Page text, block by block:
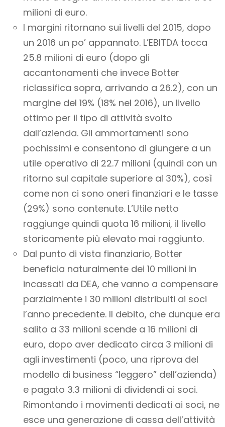
milioni di euro.
I margini ritornano sui livelli del 2015, dopo
un 2016 un po’ appannato. L’EBITDA tocca
25.8 milioni di euro (dopo gli
accantonamenti che invece Botter
riclassifica sopra, arrivando a 26.2), con un
margine del 19% (18% nel 2016), un livello
ottimo per il tipo di attività svolto
dall’azienda. Gli ammortamenti sono
pochissimi e consentono di giungere a un
utile operativo di 22.7 milioni (quindi con un
ritorno sul capitale superiore al 30%), così
come non ci sono oneri finanziari e le tasse
(29%) sono contenute. L’Utile netto
raggiunge quindi quota 16 milioni, il livello
storicamente più elevato mai raggiunto.
Dal punto di vista finanziario, Botter
beneficia naturalmente dei 10 milioni in
incassati da DEA, che vanno a compensare
parzialmente i 30 milioni distribuiti ai soci
l’anno precedente. Il debito, che dunque era
salito a 33 milioni scende a 16 milioni di
euro, dopo aver dedicato circa 3 milioni di
agli investimenti (poco, una riprova del
modello di business “leggero” dell’azienda)
e pagato 3.3 milioni di dividendi ai soci.
Rimontando i movimenti dedicati ai soci, ne
esce una generazione di cassa dell’attività